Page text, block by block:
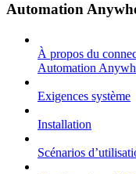
Automation
À propos du
Automation
Exigences système
Installation
Scénarios